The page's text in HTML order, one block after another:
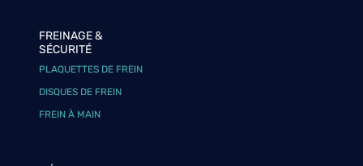
FREINAGE &
SÉCURITÉ
PLAQUETTES DE FREIN
DISQUES DE FREIN
FREIN À MAIN